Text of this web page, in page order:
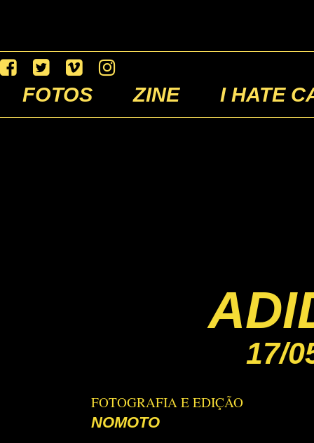
FOTOS ZINE I HATE
17/
FOTOGRAFIA E EDIÇÃO
NOMOTO